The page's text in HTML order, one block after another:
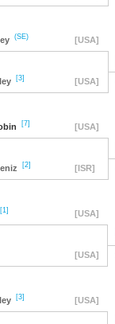
(SE) [USA]
[3] [USA]
[7] [USA]
[2] [ISR]
[1] [USA]
[USA]
[3] [USA]